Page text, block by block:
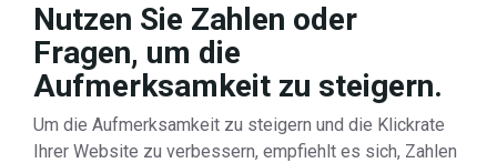
Nutzen Sie Zahlen oder
Fragen, um die
Aufmerksamkeit zu steigern.
Um die Aufmerksamkeit zu steigern und die Klickrate
Ihrer Website zu verbessern, empfiehlt es sich, Zahlen